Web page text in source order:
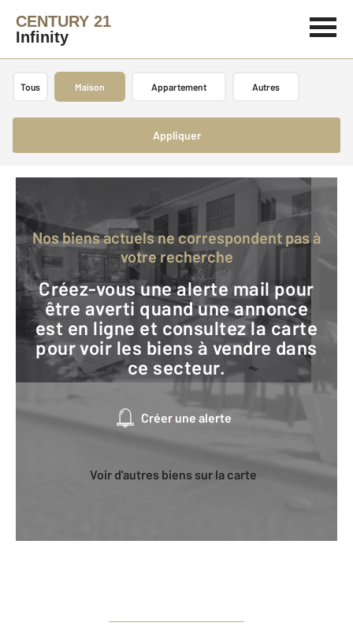
CENTURY 21
Infinity
Tous Maison Appartement Autres
Appliquer
Nos biens actuels ne correspondent pas à
votre recherche
Créez-vous une alerte mail pour
être averti quand une annonce
est en ligne et consultez la carte
pour voir les biens à vendre dans
ce secteur.
Créer une alerte
Voir d'autres biens sur la carte